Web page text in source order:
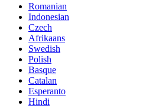
Romanian
Indonesian
Czech
Afrikaans
Swedish
Polish
Basque
Catalan
Esperanto
Hindi